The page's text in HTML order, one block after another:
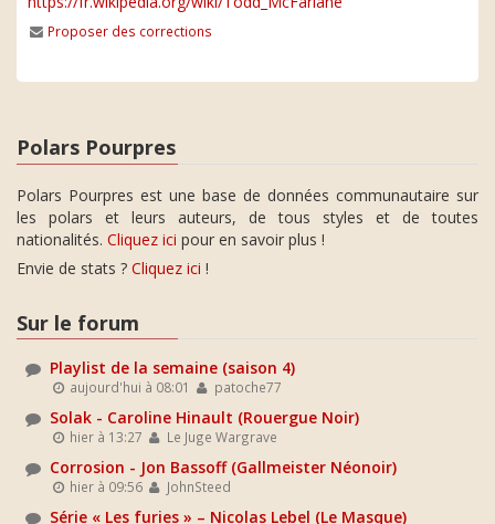
Proposer des corrections
Polars Pourpres
Polars Pourpres est une base de données communautaire sur
les polars et leurs auteurs, de tous styles et de toutes
nationalités. Cliquez ici pour en savoir plus !
Envie de stats ? Cliquez ici !
Sur le forum
Playlist de la semaine (saison 4)
aujourd'hui à 08:01 patoche77
Solak - Caroline Hinault (Rouergue Noir)
hier à 13:27 Le Juge Wargrave
Corrosion - Jon Bassoff (Gallmeister Néonoir)
hier à 09:56 JohnSteed
Série « Les furies » – Nicolas Lebel (Le Masque)